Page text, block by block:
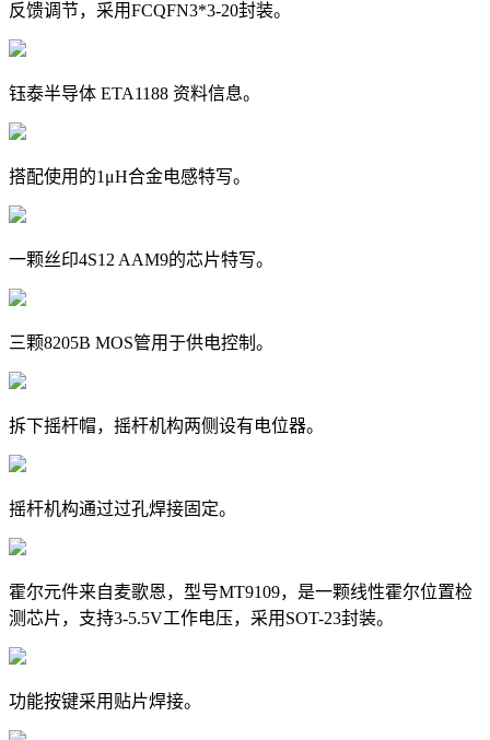
反馈调节，采用FCQFN3*3-20封装。
钰泰半导体 ETA1188 资料信息。
搭配使用的1μH合金电感特写。
一颗丝印4S12 AAM9的芯片特写。
三颗8205B MOS管用于供电控制。
拆下摇杆帽，摇杆机构两侧设有电位器。
摇杆机构通过过孔焊接固定。
霍尔元件来自麦歌恩，型号MT9109，是一颗线性霍尔位置检
测芯片，支持3-5.5V工作电压，采用SOT-23封装。
功能按键采用贴片焊接。